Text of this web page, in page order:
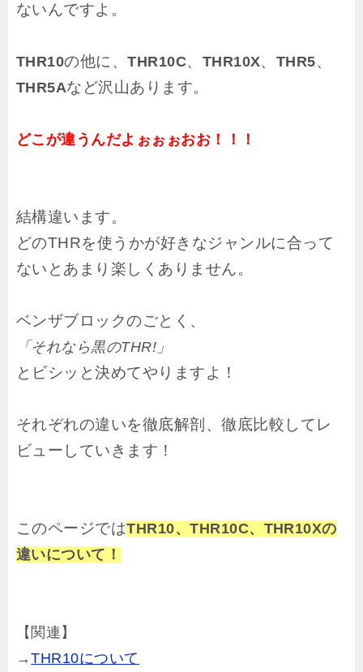
ないんですよ。
THR10の他に、THR10C、 THR10X、 THR5、
THR5Aなど沢山あります。
どこが違うんだよぉぉぉおお！！！
結構違います。
どのTHRを使うかが好きなジャンルに合って
ないとあまり楽しくありません。
ベンザブロックのごとく、
「それなら黒のTHR!」
とビシッと決めてやりますよ！
それぞれの違いを徹底解剖、徹底比較してレ
ビューしていきます！
このページではTHR10、THR10C、THR10Xの
違いについて！
【関連】
→THR10について